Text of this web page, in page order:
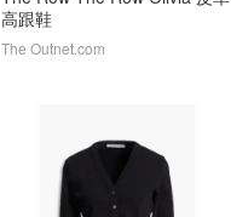
高跟鞋
The Outnet.com